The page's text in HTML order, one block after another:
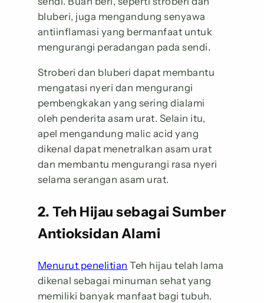
bluberi, juga mengandung senyawa
antiinflamasi yang bermanfaat untuk
mengurangi peradangan pada sendi.
Stroberi dan bluberi dapat membantu
mengatasi nyeri dan mengurangi
pembengkakan yang sering dialami
oleh penderita asam urat. Selain itu,
apel mengandung malic acid yang
dikenal dapat menetralkan asam urat
dan membantu mengurangi rasa nyeri
selama serangan asam urat.
2. Teh Hijau sebagai Sumber
Antioksidan Alami
Menurut penelitian Teh hijau telah lama
dikenal sebagai minuman sehat yang
memiliki banyak manfaat bagi tubuh.